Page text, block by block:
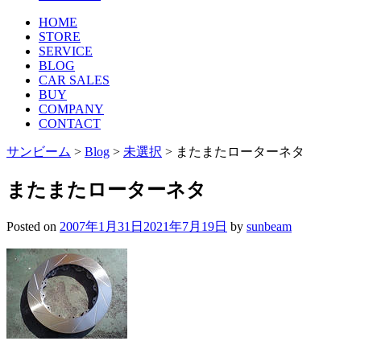
HOME
STORE
SERVICE
BLOG
CAR SALES
BUY
COMPANY
CONTACT
サンビーム > Blog > 未選択 > またまたローターネタ
またまたローターネタ
Posted on 2007年1月31日 2021年7月19日 by sunbeam